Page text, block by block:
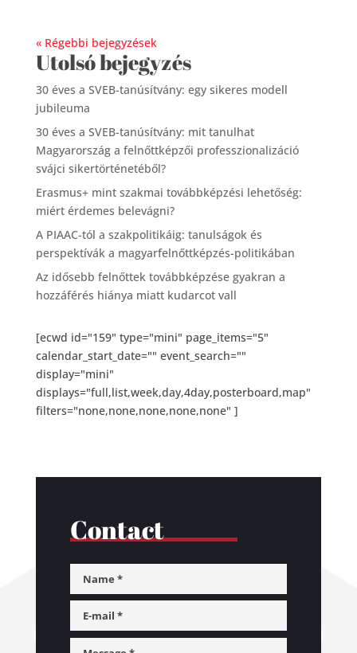
« Régebbi bejegyzések
Utolsó bejegyzés
30 éves a SVEB-tanúsítvány: egy sikeres modell
jubileuma
30 éves a SVEB-tanúsítvány: mit tanulhat
Magyarország a felnőttképzői professzionalizáció
svájci sikertörténetéből?
Erasmus+ mint szakmai továbbképzési lehetőség:
miért érdemes belevágni?
A PIAAC-tól a szakpolitikáig: tanulságok és
perspektívák a magyarfelnőttképzés-politikában
Az idősebb felnőttek továbbképzése gyakran a
hozzáférés hiánya miatt kudarcot vall
[ecwd id="159" type="mini" page_items="5"
calendar_start_date="" event_search=""
display="mini"
displays="full,list,week,day,4day,posterboard,map"
filters="none,none,none,none,none" ]
Contact